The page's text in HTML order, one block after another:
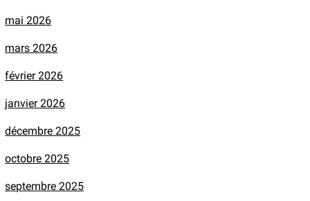
mai 2026
mars 2026
février 2026
janvier 2026
décembre 2025
octobre 2025
septembre 2025